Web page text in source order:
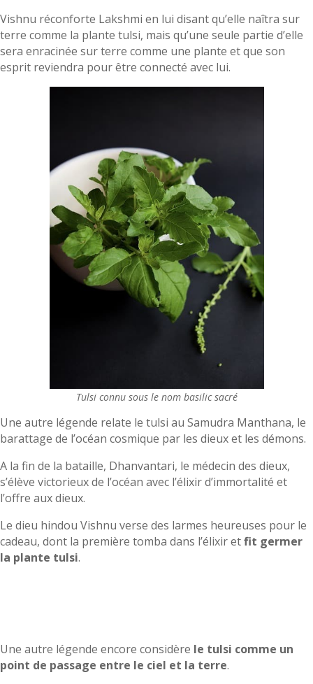
Vishnu réconforte Lakshmi en lui disant qu’elle naîtra sur
terre comme la plante tulsi, mais qu’une seule partie d’elle
sera enracinée sur terre comme une plante et que son
esprit reviendra pour être connecté avec lui.
Tulsi connu sous le nom basilic sacré
Une autre légende relate le tulsi au Samudra Manthana, le
barattage de l’océan cosmique par les dieux et les démons.
A la fin de la bataille, Dhanvantari, le médecin des dieux,
s’élève victorieux de l’océan avec l’élixir d’immortalité et
l’offre aux dieux.
Le dieu hindou Vishnu verse des larmes heureuses pour le
cadeau, dont la première tomba dans l’élixir etfit germer
la plante tulsi.
Une autre légende encore considère le tulsi comme un
point de passage entre le ciel et la terre.